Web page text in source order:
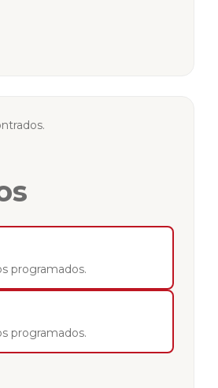
programados.
programados.